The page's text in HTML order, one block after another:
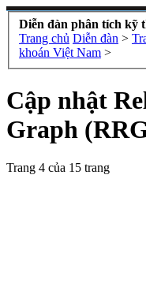
Diễn đàn phân tích kỹ
Trang chủ Diễn đàn >
khoán Việt Nam >
Cập nhật
Graph
Trang 4 của 15 trang